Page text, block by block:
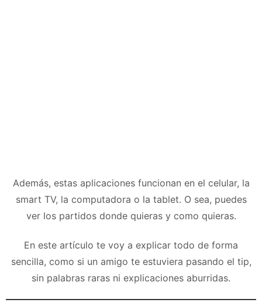
Además, estas aplicaciones funcionan en el celular, la
smart TV, la computadora o la tablet. O sea, puedes
ver los partidos donde quieras y como quieras.
En este artículo te voy a explicar todo de forma
sencilla, como si un amigo te estuviera pasando el tip,
sin palabras raras ni explicaciones aburridas.